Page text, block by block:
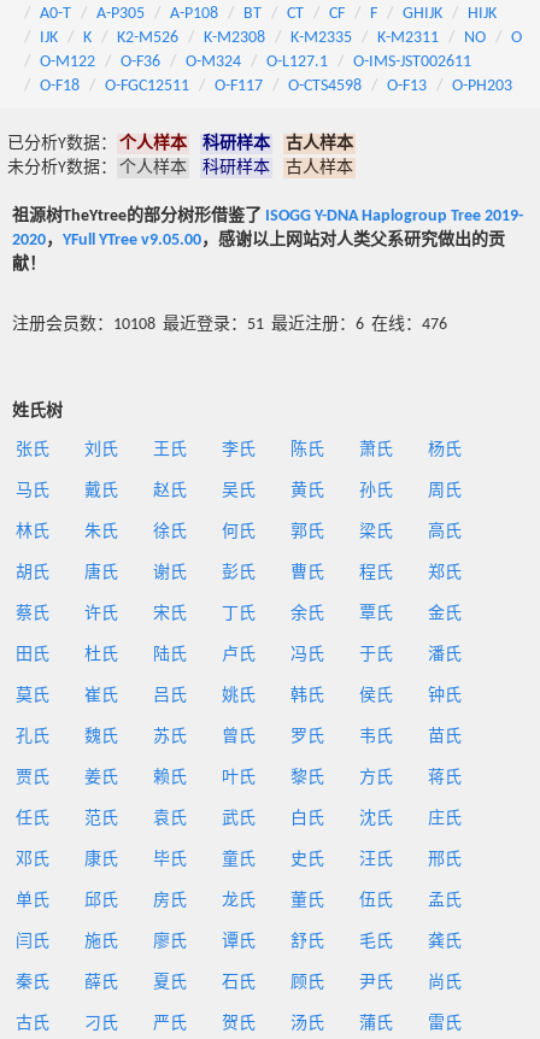
A0-T
A-P305 A-P108 BT CT CF F GHIJK
HIJK
IJK
K K2-M526 K-M2308 K-M2335 K-M2311 NO
O
O-M122
O-F36 O-M324 O-L127.1
O-IMS-JST002611
O-F18
O-FGC12511 O-F117 O-CTS4598 O-F13 O-PH203
已分析Y数据： 个人样本 科研样本
古人样本
未分析Y数据：
个人样本 科研样本 古人样本
祖源树TheYtree的部分树形借鉴了 ISOGG Y-DNA Haplogroup Tree 2019-
2020， YFull YTree v9.05.00，感谢以上网站对人类父系研究做出的贡
献！
注册会员数：10108 最近登录：51 最近注册：6 在线：476
姓氏树
张氏 刘氏 王氏 李氏 陈氏 萧氏 杨氏
马氏 戴氏 赵氏 吴氏 黄氏 孙氏 周氏
林氏 朱氏 徐氏 何氏 郭氏 梁氏 高氏
胡氏 唐氏 谢氏 彭氏 曹氏 程氏 郑氏
蔡氏 许氏 宋氏 丁氏 余氏 覃氏 金氏
田氏 杜氏 陆氏 卢氏 冯氏 于氏 潘氏
莫氏 崔氏 吕氏 姚氏 韩氏 侯氏 钟氏
孔氏 魏氏 苏氏 曾氏 罗氏 韦氏 苗氏
贾氏 姜氏 赖氏 叶氏 黎氏 方氏 蒋氏
任氏 范氏 袁氏 武氏 白氏 沈氏 庄氏
邓氏 康氏 毕氏 童氏 史氏 汪氏 邢氏
单氏 邱氏 房氏 龙氏 董氏 伍氏 孟氏
闫氏 施氏 廖氏 谭氏 舒氏 毛氏 龚氏
秦氏 薛氏 夏氏 石氏 顾氏 尹氏 尚氏
古氏 刁氏 严氏 贺氏 汤氏 蒲氏 雷氏